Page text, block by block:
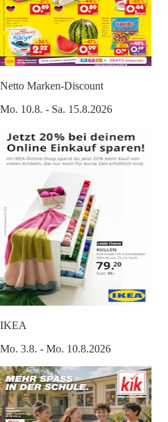
Netto Marken-Discount
Mo. 10.8. - Sa. 15.8.2026
IKEA
Mo. 3.8. - Mo. 10.8.2026